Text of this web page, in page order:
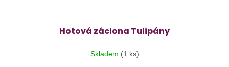
Hotová záclona Tulipány
Skladem (1 ks)